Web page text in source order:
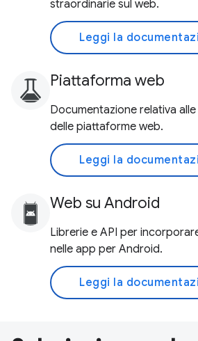
straordinarie sul web.
Leggi la
Piattaforma web
Documentazione relativa
delle piattaforme web.
Leggi la
Web su Android
Librerie e API per
nelle app per Android.
Leggi la